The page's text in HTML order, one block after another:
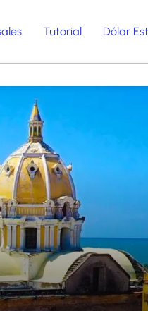
Tutorial Dólar